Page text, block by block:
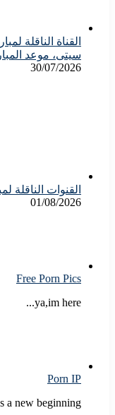
القناة الناقلة
سيتى، موعد
30/07/2026
القنوات الناقلة
01/08/2026
Free Porn Pics
ya,im here...
Porn IP
a new beginning...